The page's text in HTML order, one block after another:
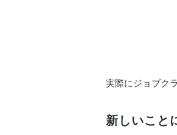
実際にジョブク
新しいこと